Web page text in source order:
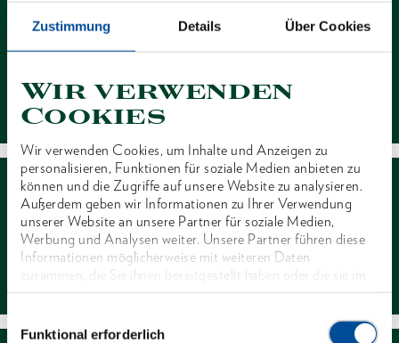
Zustimmung Details Über Cookies
Wir verwenden
Cookies
Wir verwenden Cookies, um Inhalte und Anzeigen zu
personalisieren, Funktionen für soziale Medien anbieten zu
können und die Zugriffe auf unsere Website zu analysieren.
Außerdem geben wir Informationen zu Ihrer Verwendung
unserer Website an unsere Partner für soziale Medien,
Werbung und Analysen weiter. Unsere Partner führen diese
Informationen möglicherweise mit weiteren Daten
zusammen, die Sie ihnen bereitgestellt haben oder die sie im
Rahmen Ihrer Nutzung der Dienste gesammelt haben. Unsere
Einwilligungsauswahl
Funktional erforderlich
Kontakt
Händlersuche